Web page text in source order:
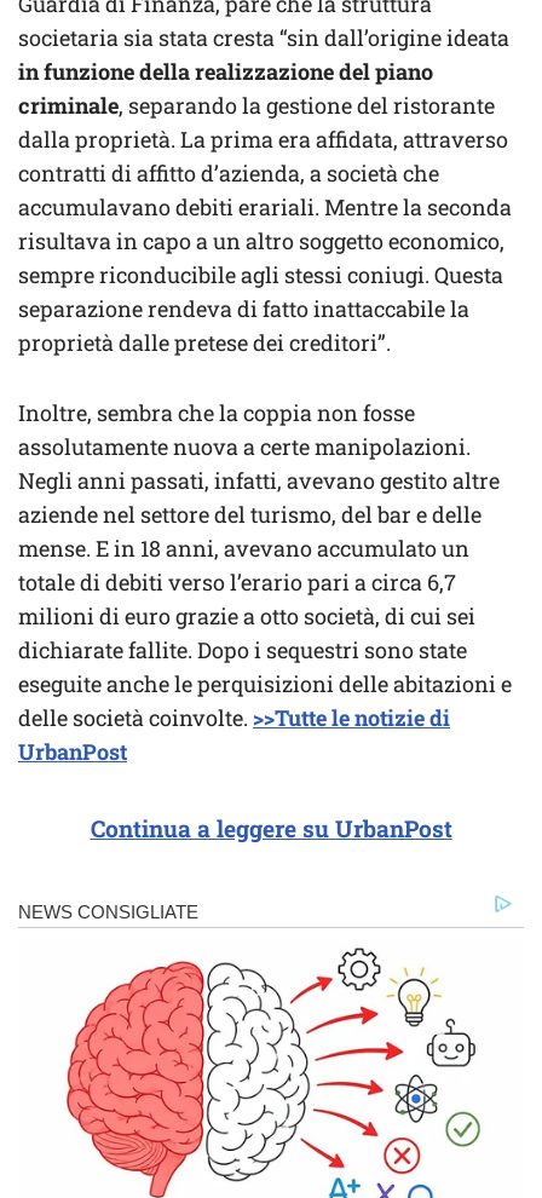
societaria sia stata cresta “sin dall’origine ideata
in funzione della realizzazione del piano
criminale, separando la gestione del ristorante
dalla proprietà. La prima era affidata, attraverso
contratti di affitto d’azienda, a società che
accumulavano debiti erariali. Mentre la seconda
risultava in capo a un altro soggetto economico,
sempre riconducibile agli stessi coniugi. Questa
separazione rendeva di fatto inattaccabile la
proprietà dalle pretese dei creditori”.
Inoltre, sembra che la coppia non fosse
assolutamente nuova a certe manipolazioni.
Negli anni passati, infatti, avevano gestito altre
aziende nel settore del turismo, del bar e delle
mense. E in 18 anni, avevano accumulato un
totale di debiti verso l’erario pari a circa 6,7
milioni di euro grazie a otto società, di cui sei
dichiarate fallite. Dopo i sequestri sono state
eseguite anche le perquisizioni delle abitazioni e
delle società coinvolte. >>Tutte le notizie di
UrbanPost
Continua a leggere su UrbanPost